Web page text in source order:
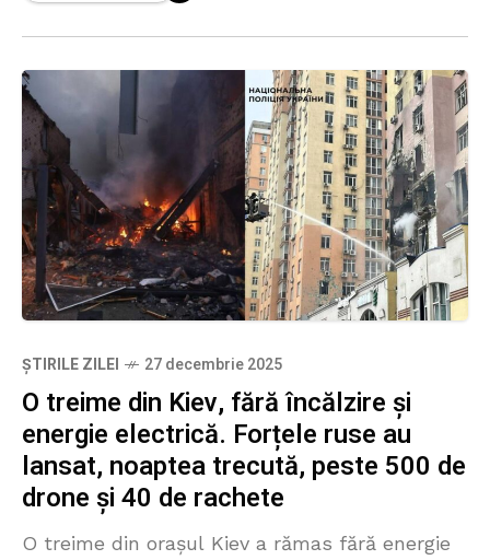
ȘTIRILE ZILEI 27 decembrie 2025
O treime din Kiev, fără încălzire și
energie electrică. Forțele ruse au
lansat, noaptea trecută, peste 500 de
drone și 40 de rachete
O treime din orașul Kiev a rămas fără energie